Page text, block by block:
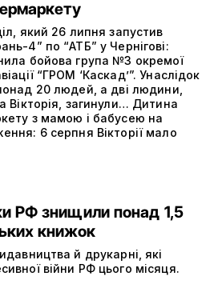
який 26 липня запустив
4” по “АТБ” у Чернігові:
бойова група №3 окремої
“ГРОМ ‘Каскад’”. Унаслідок
20 людей, а дві людини,
Вікторія, загинули… Дитина
з мамою і бабусею на
6 серпня Вікторії мало
РФ знищили понад 1,5
книжок
й друкарні, які
війни РФ цього місяця.